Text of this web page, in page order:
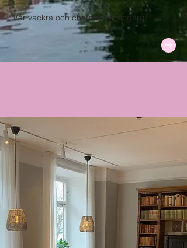
Vår vackra och charmiga kollogård!